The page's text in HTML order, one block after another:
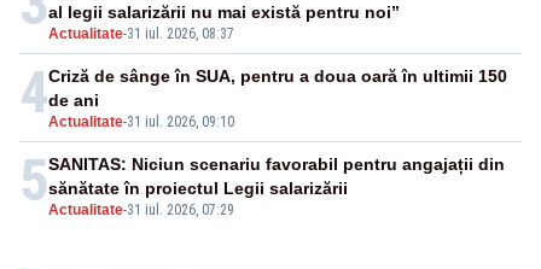
Actualitate-31 iul. 2026, 08:37
al legii salarizării nu mai există pentru noi”
4Actualitate-31 iul. 2026, 09:10
Criză de sânge în SUA, pentru a doua oară în ultimii 150
de ani
5Actualitate-31 iul. 2026, 07:29
SANITAS: Niciun scenariu favorabil pentru angajații din
sănătate în proiectul Legii salarizării